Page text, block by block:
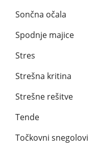
Sončna očala
Spodnje majice
Stres
Strešna kritina
Strešne rešitve
Tende
Točkovni snegolovi